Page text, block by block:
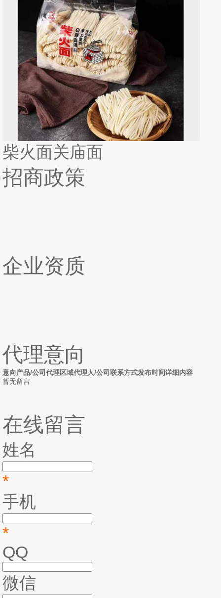
柴火面关庙面
招商政策
企业资质
代理意向
意向产品/公司代理区域代理人/公司联系方式发布时间详细内容
暂无留言
在线留言
姓名
*
手机
*
QQ
微信